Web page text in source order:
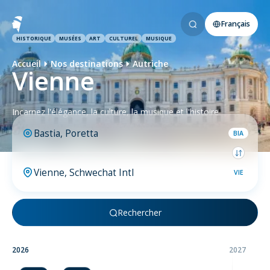
Français
HISTORIQUE MUSÉES ART CULTUREL MUSIQUE
Accueil Nos destinations Autriche
Vienne
Incarnez l'élégance, la culture, la musique et l'histoire
BIA
VIE
Rechercher
2026 2027